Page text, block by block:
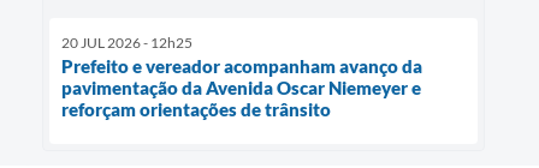
20 JUL 2026 - 12h25
Prefeito e vereador acompanham avanço da
pavimentação da Avenida Oscar Niemeyer e
reforçam orientações de trânsito